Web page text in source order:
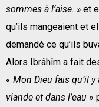
sommes à l’aise. » et
qu’ils mangeaient et
demandé ce qu’ils
Alors Ibrâhîm a fait
« Mon Dieu fais qu’il
viande et dans l’eau »